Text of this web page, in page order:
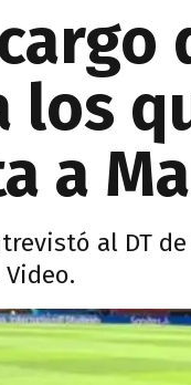
los
a
al DT
Video.